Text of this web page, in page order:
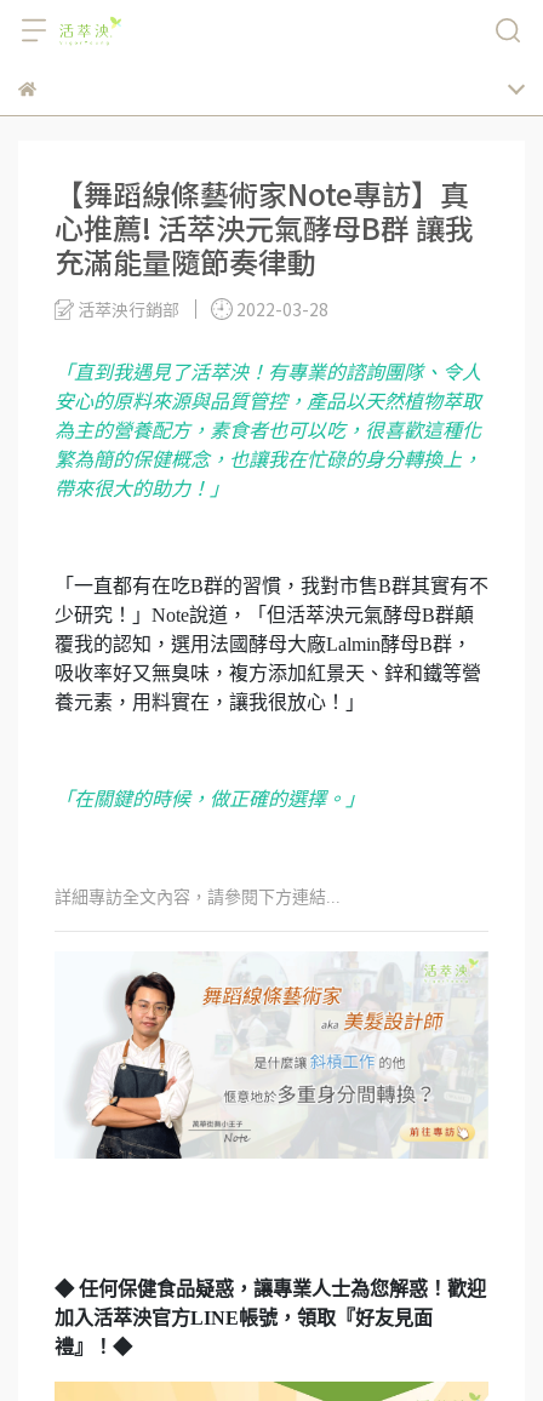
【舞蹈線條藝術家Note專訪】真
心推薦! 活萃泱元氣酵母B群 讓我
充滿能量隨節奏律動
活萃泱行銷部 2022-03-28
「直到我遇見了活萃泱！有專業的諮詢團隊、令人
安心的原料來源與品質管控，產品以天然植物萃取
為主的營養配方，素食者也可以吃，很喜歡這種化
繁為簡的保健概念，也讓我在忙碌的身分轉換上，
帶來很大的助力！」
「一直都有在吃B群的習慣，我對市售B群其實有不
少研究！」Note說道，「但活萃泱元氣酵母B群顛
覆我的認知，選用法國酵母大廠Lalmin酵母B群，
吸收率好又無臭味，複方添加紅景天、鋅和鐵等營
養元素，用料實在，讓我很放心！」
「在關鍵的時候，做正確的選擇。」
詳細專訪全文內容，請參閱下方連結...
◆ 任何保健食品疑惑，讓專業人士為您解惑！歡迎
加入活萃泱官方LINE帳號，領取『好友見面
禮』！◆